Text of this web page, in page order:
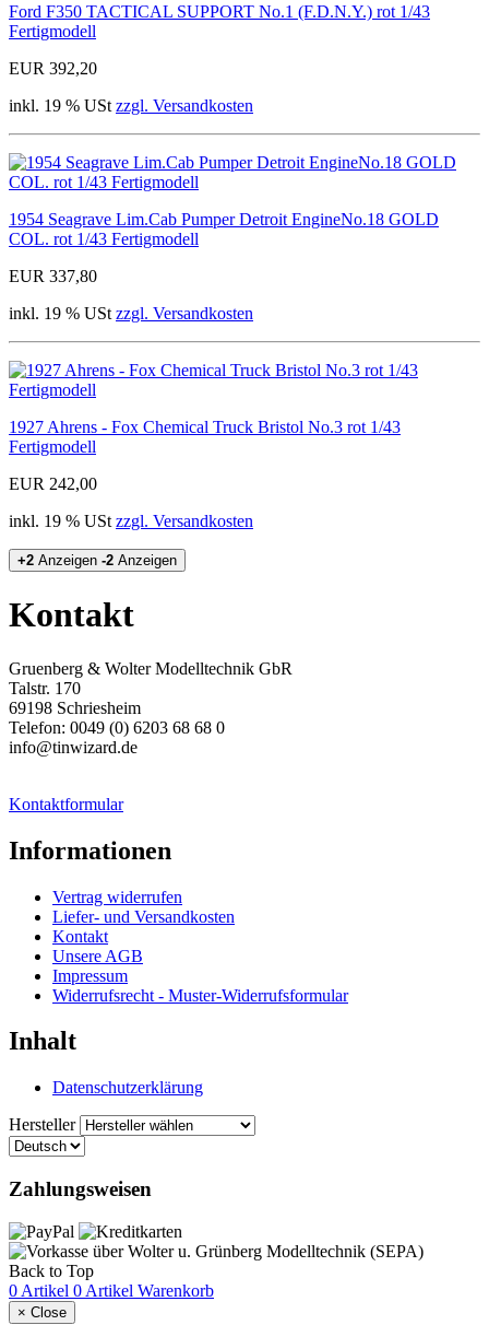
Ford F350 TACTICAL SUPPORT No.1 (F.D.N.Y.) rot 1/43
Fertigmodell
EUR 392,20
inkl. 19 % USt zzgl. Versandkosten
1954 Seagrave Lim.Cab Pumper Detroit EngineNo.18 GOLD
COL. rot 1/43 Fertigmodell
EUR 337,80
inkl. 19 % USt zzgl. Versandkosten
1927 Ahrens - Fox Chemical Truck Bristol No.3 rot 1/43
Fertigmodell
EUR 242,00
inkl. 19 % USt zzgl. Versandkosten
+2 Anzeigen -2 Anzeigen
Kontakt
Gruenberg & Wolter Modelltechnik GbR
Talstr. 170
69198 Schriesheim
Telefon: 0049 (0) 6203 68 68 0
info@tinwizard.de
Kontaktformular
Informationen
Vertrag widerrufen
Liefer- und Versandkosten
Kontakt
Unsere AGB
Impressum
Widerrufsrecht - Muster-Widerrufsformular
Inhalt
Datenschutzerklärung
Hersteller
Zahlungsweisen
Back to Top
0 Artikel 0 Artikel Warenkorb
× Close